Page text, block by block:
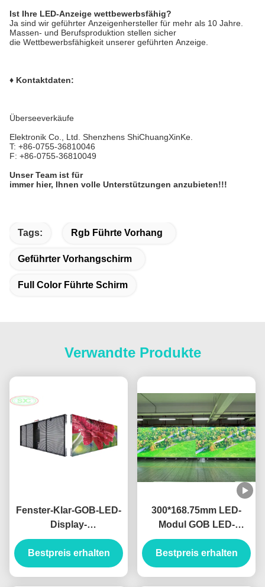
Ist Ihre LED-Anzeige wettbewerbsfähig?
Ja sind wir geführter Anzeigenhersteller für mehr als 10 Jahre.
Massen- und Berufsproduktion stellen sicher
die Wettbewerbsfähigkeit unserer geführten Anzeige.
♦ Kontaktdaten:
Überseeverkäufe
Elektronik Co., Ltd. Shenzhens ShiChuangXinKe.
T: +86-0755-36810046
F: +86-0755-36810049
Unser Team ist für
immer hier, Ihnen volle Unterstützungen anzubieten!!!
Tags: Rgb Führte Vorhang
Geführter Vorhangschirm
Full Color Führte Schirm
Verwandte Produkte
Fenster-Klar-GOB-LED-
Display-
Werbebildschirm mit
dualer
Notstromversorgung
Bestpreis erhalten
300*168.75mm LED-
Modul GOB LED-
Anzeige Dichte 1R1G1B
Pixelzusammensetzung
427186 Punkte/qm
Bestpreis erhalten